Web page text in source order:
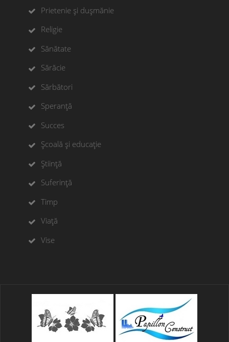
Prietenie și dușmănie
Religie
Sănătate
Sărăcie
Sărbători
Speranță
Succes
Școală și educație
Știință
Suferință
Timp
Viață
Vise